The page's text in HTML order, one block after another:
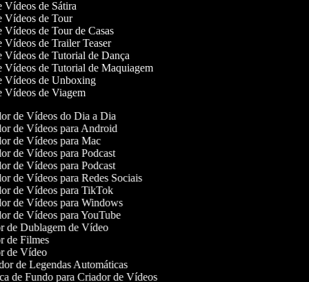
Vídeos de Sátira
Vídeos de Tour
Vídeos de Tour de Casas
Vídeos de Trailer Teaser
Vídeos de Tutorial de Dança
Vídeos de Tutorial de Maquiagem
Vídeos de Unboxing
Vídeos de Viagem
de Vídeos do Dia a Dia
de Vídeos para Android
de Vídeos para Mac
de Vídeos para Podcast
de Vídeos para Podcast
de Vídeos para Redes Sociais
de Vídeos para TikTok
de Vídeos para Windows
de Vídeos para YouTube
Dublagem de Vídeo
Filmes
de Vídeo
de Legendas Automáticas
de Fundo para Criador de Vídeos